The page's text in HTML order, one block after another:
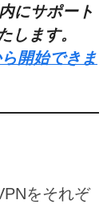
にサポート
します。
開始できま
をそれぞ